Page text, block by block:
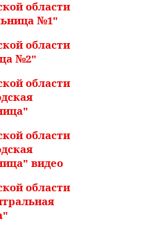
области
№1"
области
№2"
области
области
видео
области